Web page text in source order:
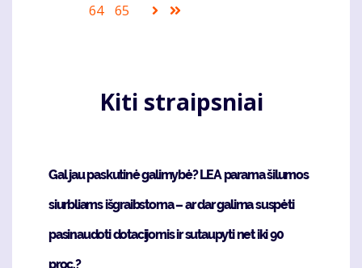
pagepuslapis
Puslapis
64 Puslapis
65
Sekantis
Kiti straipsniai
Gal jau paskutinė galimybė? LEA parama šilumos
siurbliams išgraibstoma – ar dar galima suspėti
pasinaudoti dotacijomis ir sutaupyti net iki 90
proc.?